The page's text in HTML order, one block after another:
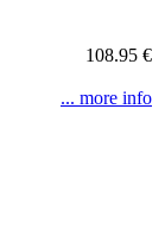
108.95 €
... more info